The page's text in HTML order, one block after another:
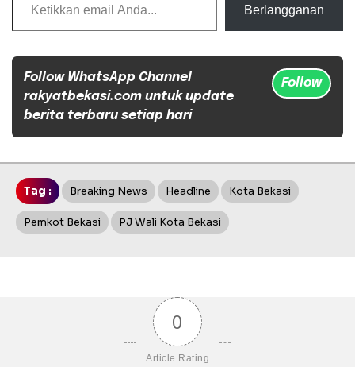
Berlangganan
Follow WhatsApp Channel
rakyatbekasi.com untuk update
berita terbaru setiap hari
Follow
Tag : Breaking News Headline Kota Bekasi
Pemkot Bekasi PJ Wali Kota Bekasi
0
Article Rating